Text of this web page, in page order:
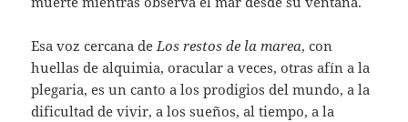
Esa voz cercana de Los restos de la marea, con
huellas de alquimia, oracular a veces, otras afín a la
plegaria, es un canto a los prodigios del mundo, a la
dificultad de vivir, a los sueños, al tiempo, a la